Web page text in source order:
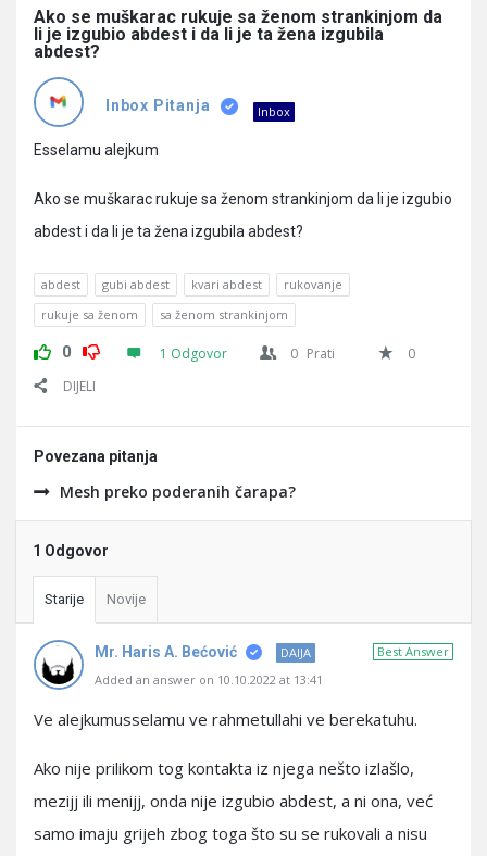
Latest
Pitanja
Ako se muškarac rukuje sa ženom strankinjom da
li je izgubio abdest i da li je ta žena izgubila
abdest?
Inbox Pitanja Inbox
Esselamu alejkum
Ako se muškarac rukuje sa ženom strankinjom da li je izgubio
abdest i da li je ta žena izgubila abdest?
abdest gubi abdest kvari abdest
rukovanje
rukuje sa ženom
sa ženom strankinjom
0 1 Odgovor 0 Prati
0
DIJELI
Povezana pitanja
Mesh preko poderanih čarapa?
1 Odgovor
Starije Novije
Best Answer
Mr. Haris A. Bećović
DAIJA
Added an answer on 10.10.2022 at 13:41
Ve alejkumusselamu ve rahmetullahi ve berekatuhu.
Ako nije prilikom tog kontakta iz njega nešto izlašlo,
mezijj ili menijj, onda nije izgubio abdest, a ni ona, već
samo imaju grijeh zbog toga što su se rukovali a nisu